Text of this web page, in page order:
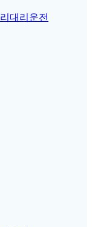
대리운전